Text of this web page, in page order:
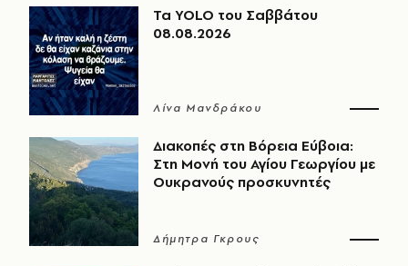
Τα YOLO του Σαββάτου
08.08.2026
Λίνα Μανδράκου
Διακοπές στη Βόρεια Εύβοια:
Στη Μονή του Αγίου Γεωργίου με
Ουκρανούς προσκυνητές
Δήμητρα Γκρους